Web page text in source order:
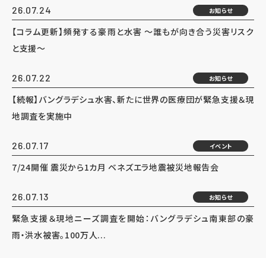
26.07.24 お知らせ
【コラム更新】頻発する豪雨と水害 ～誰もが向き合う災害リスク
と支援～
26.07.22 お知らせ
【続報】バングラデシュ水害、新たに世界の医療団が緊急支援＆現
地調査を実施中
26.07.17 イベント
7/24開催 震災から1カ月 ベネズエラ地震被災地報告会
26.07.13 お知らせ
緊急支援＆現地ニーズ調査を開始：バングラデシュ南東部の豪
雨・洪水被害。100万人...